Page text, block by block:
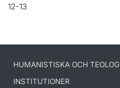
12-13
HUMANISTISKA OCH
INSTITUTIONER